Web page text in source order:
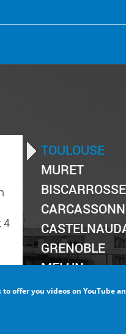
tooffer you videos on YouTube
4
TOULOUSE
MURET
BISCARROSSE
GRENOBLE
MELUN
MONTPELLIER